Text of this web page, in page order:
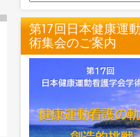
第17回日本健康運
術集会のご案内